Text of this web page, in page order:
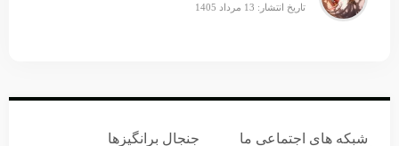
تاریخ انتشار: 13 مرداد 1405
شبکه های اجتماعی ما جنجال برانگیزها